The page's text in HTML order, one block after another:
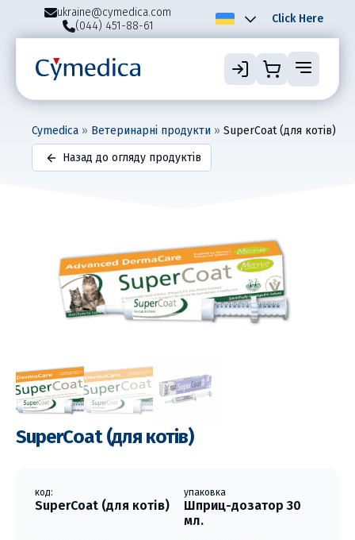
ukraine@cymedica.com
(044) 451-88-61
Click Here
Cymedica » Ветеринарні продукти » SuperCoat (для котів)
Назад до огляду продуктів
SuperCoat (для котів)
код:
SuperCoat (для котів)
упаковка
Шприц-дозатор 30
мл.